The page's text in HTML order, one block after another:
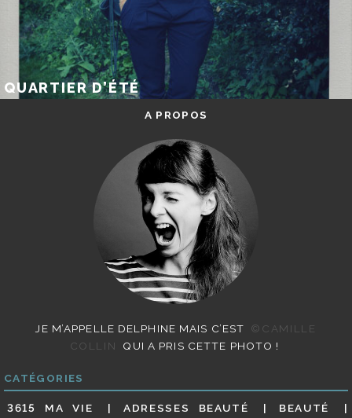
QUARTIER D’ÉTÉ
A PROPOS
JE M’APPELLE DELPHINE MAIS C’EST
©CAMILLE
COLLIN
QUI A PRIS CETTE PHOTO !
CATÉGORIES
3615 MA VIE ADRESSES BEAUTÉ
BEAUTÉ